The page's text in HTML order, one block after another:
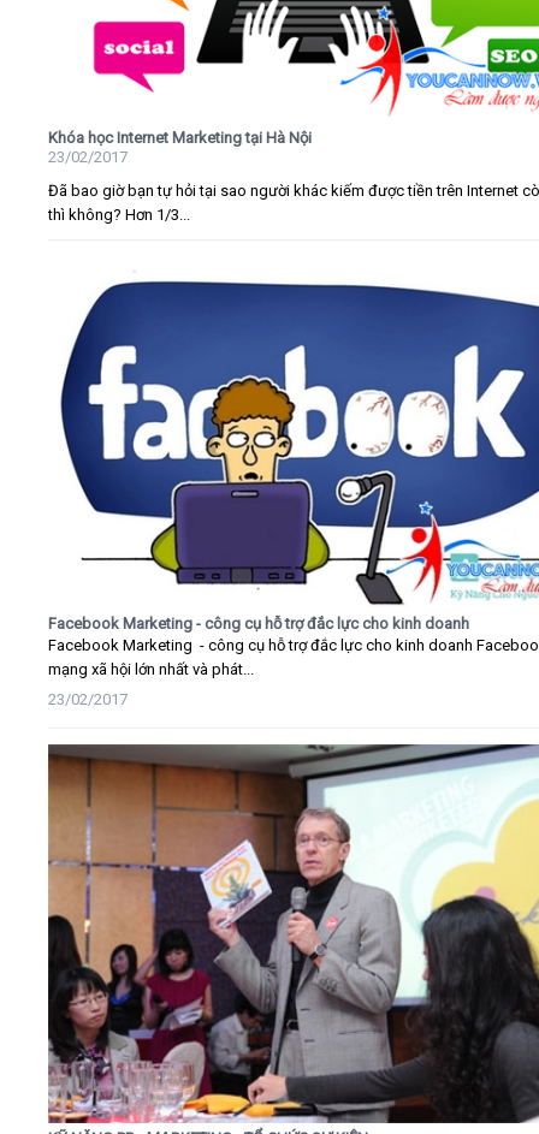
Khóa học Internet Marketing tại Hà Nội
23/02/2017
Đã bao giờ bạn tự hỏi tại sao người khác kiếm được tiền trên Internet
thì không? Hơn 1/3...
Facebook Marketing - công cụ hỗ trợ đắc lực cho kinh doanh
Facebook Marketing - công cụ hỗ trợ đắc lực cho kinh doanh
mạng xã hội lớn nhất và phát...
23/02/2017